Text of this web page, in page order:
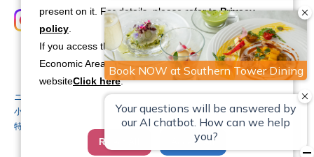
ニュースリリース ストーリー 会社概要
採用情報
小田急ポイントカードのご案内
お取引先へのご案内
特定商取引法に基づく表記
利用規約
present on it. For details, please refer toPrivacy
policy
If you access this website from the European
Economic Area (EEA), please visit our bilingual
websiteClick here.
Cookie Settings
Reject All Accept All